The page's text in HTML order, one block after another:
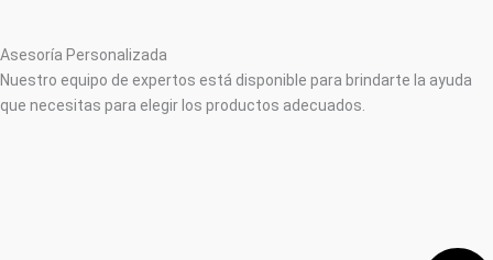
Asesoría Personalizada
Nuestro equipo de expertos está disponible para brindarte la ayuda
que necesitas para elegir los productos adecuados.